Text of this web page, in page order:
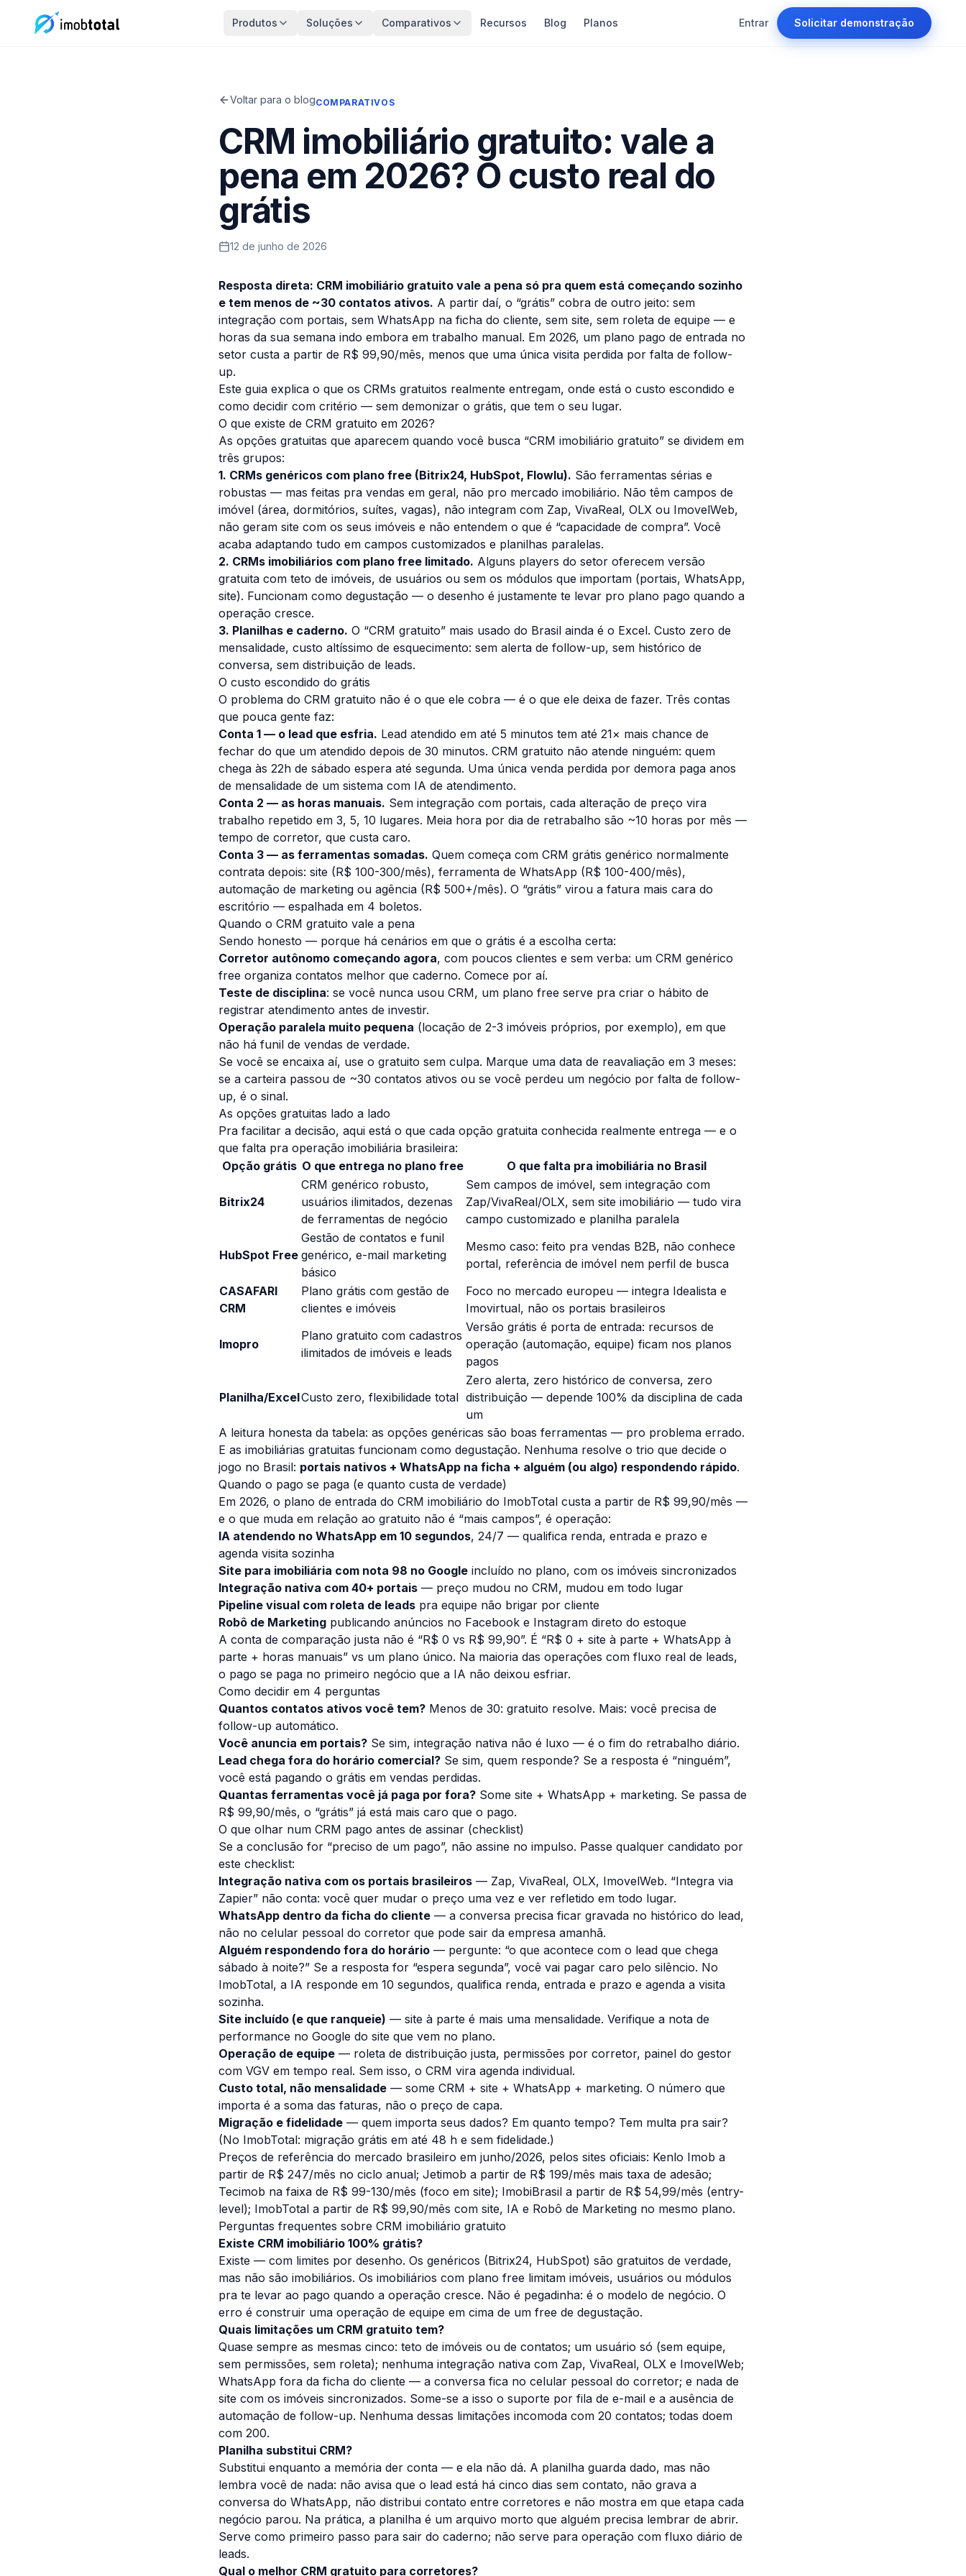
Produtos Soluções Comparativos Recursos Blog Planos Entrar Solicitar demonstração
Voltar para o blogCOMPARATIVOS
CRM imobiliário gratuito: vale a
pena em 2026? O custo real do
grátis
12 de junho de 2026
Resposta direta: CRM imobiliário gratuito vale a pena só pra quem está começando sozinho
e tem menos de ~30 contatos ativos. A partir daí, o “grátis” cobra de outro jeito: sem
integração com portais, sem WhatsApp na ficha do cliente, sem site, sem roleta de equipe — e
horas da sua semana indo embora em trabalho manual. Em 2026, um plano pago de entrada no
setor custa a partir de R$ 99,90/mês, menos que uma única visita perdida por falta de follow-
up.
Este guia explica o que os CRMs gratuitos realmente entregam, onde está o custo escondido e
como decidir com critério — sem demonizar o grátis, que tem o seu lugar.
O que existe de CRM gratuito em 2026?
As opções gratuitas que aparecem quando você busca “CRM imobiliário gratuito” se dividem em
três grupos:
1. CRMs genéricos com plano free (Bitrix24, HubSpot, Flowlu). São ferramentas sérias e
robustas — mas feitas pra vendas em geral, não pro mercado imobiliário. Não têm campos de
imóvel (área, dormitórios, suítes, vagas), não integram com Zap, VivaReal, OLX ou ImovelWeb,
não geram site com os seus imóveis e não entendem o que é “capacidade de compra”. Você
acaba adaptando tudo em campos customizados e planilhas paralelas.
2. CRMs imobiliários com plano free limitado. Alguns players do setor oferecem versão
gratuita com teto de imóveis, de usuários ou sem os módulos que importam (portais, WhatsApp,
site). Funcionam como degustação — o desenho é justamente te levar pro plano pago quando a
operação cresce.
3. Planilhas e caderno. O “CRM gratuito” mais usado do Brasil ainda é o Excel. Custo zero de
mensalidade, custo altíssimo de esquecimento: sem alerta de follow-up, sem histórico de
conversa, sem distribuição de leads.
O custo escondido do grátis
O problema do CRM gratuito não é o que ele cobra — é o que ele deixa de fazer. Três contas
que pouca gente faz:
Conta 1 — o lead que esfria. Lead atendido em até 5 minutos tem até 21× mais chance de
fechar do que um atendido depois de 30 minutos. CRM gratuito não atende ninguém: quem
chega às 22h de sábado espera até segunda. Uma única venda perdida por demora paga anos
de mensalidade de um sistema com IA de atendimento.
Conta 2 — as horas manuais. Sem integração com portais, cada alteração de preço vira
trabalho repetido em 3, 5, 10 lugares. Meia hora por dia de retrabalho são ~10 horas por mês —
tempo de corretor, que custa caro.
Conta 3 — as ferramentas somadas. Quem começa com CRM grátis genérico normalmente
contrata depois: site (R$ 100-300/mês), ferramenta de WhatsApp (R$ 100-400/mês),
automação de marketing ou agência (R$ 500+/mês). O “grátis” virou a fatura mais cara do
escritório — espalhada em 4 boletos.
Quando o CRM gratuito vale a pena
Sendo honesto — porque há cenários em que o grátis é a escolha certa:
Corretor autônomo começando agora, com poucos clientes e sem verba: um CRM genérico
free organiza contatos melhor que caderno. Comece por aí.
Teste de disciplina: se você nunca usou CRM, um plano free serve pra criar o hábito de
registrar atendimento antes de investir.
Operação paralela muito pequena (locação de 2-3 imóveis próprios, por exemplo), em que
não há funil de vendas de verdade.
Se você se encaixa aí, use o gratuito sem culpa. Marque uma data de reavaliação em 3 meses:
se a carteira passou de ~30 contatos ativos ou se você perdeu um negócio por falta de follow-
up, é o sinal.
As opções gratuitas lado a lado
Pra facilitar a decisão, aqui está o que cada opção gratuita conhecida realmente entrega — e o
que falta pra operação imobiliária brasileira:
Opção grátis O que entrega no plano free O que falta pra imobiliária no Brasil
Bitrix24
CRM genérico robusto,
usuários ilimitados, dezenas
de ferramentas de negócio
Sem campos de imóvel, sem integração com
Zap/VivaReal/OLX, sem site imobiliário — tudo vira
campo customizado e planilha paralela
HubSpot Free
Gestão de contatos e funil
genérico, e-mail marketing
básico
Mesmo caso: feito pra vendas B2B, não conhece
portal, referência de imóvel nem perfil de busca
CASAFARI
CRM
Plano grátis com gestão de
clientes e imóveis
Foco no mercado europeu — integra Idealista e
Imovirtual, não os portais brasileiros
Imopro
Plano gratuito com cadastros
ilimitados de imóveis e leads
Versão grátis é porta de entrada: recursos de
operação (automação, equipe) ficam nos planos
pagos
Planilha/ExcelCusto zero, flexibilidade total
Zero alerta, zero histórico de conversa, zero
distribuição — depende 100% da disciplina de cada
um
A leitura honesta da tabela: as opções genéricas são boas ferramentas — pro problema errado.
E as imobiliárias gratuitas funcionam como degustação. Nenhuma resolve o trio que decide o
jogo no Brasil: portais nativos + WhatsApp na ficha + alguém (ou algo) respondendo rápido.
Quando o pago se paga (e quanto custa de verdade)
Em 2026, o plano de entrada do CRM imobiliário do ImobTotal custa a partir de R$ 99,90/mês —
e o que muda em relação ao gratuito não é “mais campos”, é operação:
IA atendendo no WhatsApp em 10 segundos, 24/7 — qualifica renda, entrada e prazo e
agenda visita sozinha
Site para imobiliária com nota 98 no Google incluído no plano, com os imóveis sincronizados
Integração nativa com 40+ portais — preço mudou no CRM, mudou em todo lugar
Pipeline visual com roleta de leads pra equipe não brigar por cliente
Robô de Marketing publicando anúncios no Facebook e Instagram direto do estoque
A conta de comparação justa não é “R$ 0 vs R$ 99,90”. É “R$ 0 + site à parte + WhatsApp à
parte + horas manuais” vs um plano único. Na maioria das operações com fluxo real de leads,
o pago se paga no primeiro negócio que a IA não deixou esfriar.
Como decidir em 4 perguntas
Quantos contatos ativos você tem? Menos de 30: gratuito resolve. Mais: você precisa de
follow-up automático.
Você anuncia em portais? Se sim, integração nativa não é luxo — é o fim do retrabalho diário.
Lead chega fora do horário comercial? Se sim, quem responde? Se a resposta é “ninguém”,
você está pagando o grátis em vendas perdidas.
Quantas ferramentas você já paga por fora? Some site + WhatsApp + marketing. Se passa de
R$ 99,90/mês, o “grátis” já está mais caro que o pago.
O que olhar num CRM pago antes de assinar (checklist)
Se a conclusão for “preciso de um pago”, não assine no impulso. Passe qualquer candidato por
este checklist:
Integração nativa com os portais brasileiros — Zap, VivaReal, OLX, ImovelWeb. “Integra via
Zapier” não conta: você quer mudar o preço uma vez e ver refletido em todo lugar.
WhatsApp dentro da ficha do cliente — a conversa precisa ficar gravada no histórico do lead,
não no celular pessoal do corretor que pode sair da empresa amanhã.
Alguém respondendo fora do horário — pergunte: “o que acontece com o lead que chega
sábado à noite?” Se a resposta for “espera segunda”, você vai pagar caro pelo silêncio. No
ImobTotal, a IA responde em 10 segundos, qualifica renda, entrada e prazo e agenda a visita
sozinha.
Site incluído (e que ranqueie) — site à parte é mais uma mensalidade. Verifique a nota de
performance no Google do site que vem no plano.
Operação de equipe — roleta de distribuição justa, permissões por corretor, painel do gestor
com VGV em tempo real. Sem isso, o CRM vira agenda individual.
Custo total, não mensalidade — some CRM + site + WhatsApp + marketing. O número que
importa é a soma das faturas, não o preço de capa.
Migração e fidelidade — quem importa seus dados? Em quanto tempo? Tem multa pra sair?
(No ImobTotal: migração grátis em até 48 h e sem fidelidade.)
Preços de referência do mercado brasileiro em junho/2026, pelos sites oficiais: Kenlo Imob a
partir de R$ 247/mês no ciclo anual; Jetimob a partir de R$ 199/mês mais taxa de adesão;
Tecimob na faixa de R$ 99-130/mês (foco em site); ImobiBrasil a partir de R$ 54,99/mês (entry-
level); ImobTotal a partir de R$ 99,90/mês com site, IA e Robô de Marketing no mesmo plano.
Perguntas frequentes sobre CRM imobiliário gratuito
Existe CRM imobiliário 100% grátis?
Existe — com limites por desenho. Os genéricos (Bitrix24, HubSpot) são gratuitos de verdade,
mas não são imobiliários. Os imobiliários com plano free limitam imóveis, usuários ou módulos
pra te levar ao pago quando a operação cresce. Não é pegadinha: é o modelo de negócio. O
erro é construir uma operação de equipe em cima de um free de degustação.
Quais limitações um CRM gratuito tem?
Quase sempre as mesmas cinco: teto de imóveis ou de contatos; um usuário só (sem equipe,
sem permissões, sem roleta); nenhuma integração nativa com Zap, VivaReal, OLX e ImovelWeb;
WhatsApp fora da ficha do cliente — a conversa fica no celular pessoal do corretor; e nada de
site com os imóveis sincronizados. Some-se a isso o suporte por fila de e-mail e a ausência de
automação de follow-up. Nenhuma dessas limitações incomoda com 20 contatos; todas doem
com 200.
Planilha substitui CRM?
Substitui enquanto a memória der conta — e ela não dá. A planilha guarda dado, mas não
lembra você de nada: não avisa que o lead está há cinco dias sem contato, não grava a
conversa do WhatsApp, não distribui contato entre corretores e não mostra em que etapa cada
negócio parou. Na prática, a planilha é um arquivo morto que alguém precisa lembrar de abrir.
Serve como primeiro passo para sair do caderno; não serve para operação com fluxo diário de
leads.
Qual o melhor CRM gratuito para corretores?